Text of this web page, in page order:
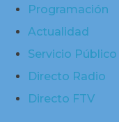
Programación
Actualidad
Servicio Público
Directo Radio
Directo FTV